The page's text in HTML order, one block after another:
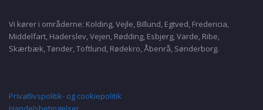
Vi kører i områderne: Kolding, Vejle, Billund, Egtved, Fredericia,
Middelfart, Haderslev, Vejen, Rødding, Esbjerg, Varde, Ribe,
Skærbæk, Tønder, Toftlund, Rødekro, Åbenrå, Sønderborg.
Privatlivspolitik- og cookiepolitik